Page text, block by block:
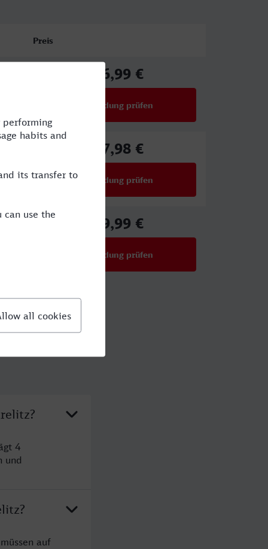
Preis
96,99 €
Verbindung prüfen
67,98 €
Verbindung prüfen
59,99 €
Verbindung prüfen
4
und
auf